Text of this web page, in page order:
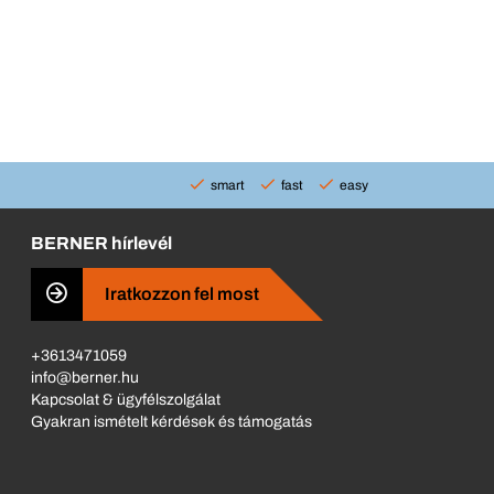
smart fast easy
BERNER hírlevél
Iratkozzon fel most
+3613471059
info@berner.hu
Kapcsolat & ügyfélszolgálat
Gyakran ismételt kérdések és támogatás